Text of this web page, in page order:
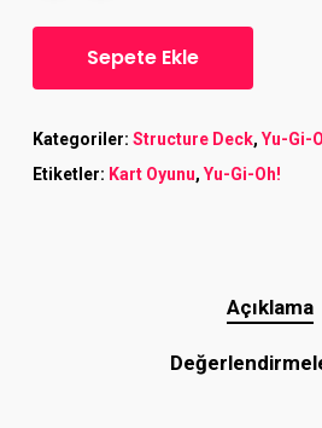
Sepete Ekle
Kategoriler: Structure Deck, Yu-Gi-
Etiketler: Kart Oyunu, Yu-Gi-Oh!
Açıklama